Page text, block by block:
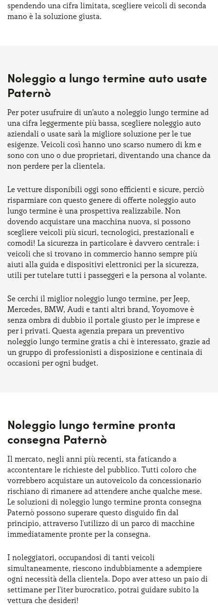
spendendo una cifra limitata, scegliere veicoli di seconda
mano è la soluzione giusta.
Noleggio a lungo termine auto usate
Paternò
Per poter usufruire di un’auto a noleggio lungo termine ad
una cifra leggermente più bassa, scegliere noleggio auto
aziendali o usate sarà la migliore soluzione per le tue
esigenze. Veicoli così hanno uno scarso numero di km e
sono con uno o due proprietari, diventando una chance da
non perdere per la clientela.
Le vetture disponibili oggi sono efficienti e sicure, perciò
risparmiare con questo genere di offerte noleggio auto
lungo termine è una prospettiva realizzabile. Non
dovendo acquistare una macchina nuova, si possono
scegliere veicoli più sicuri, tecnologici, prestazionali e
comodi! La sicurezza in particolare è davvero centrale: i
veicoli che si trovano in commercio hanno sempre più
aiuti alla guida e dispositivi elettronici per la sicurezza,
utili per tutelare tutti i passeggeri e la persona al volante.
Se cerchi il miglior noleggio lungo termine, per Jeep,
Mercedes, BMW, Audi e tanti altri brand, Yoyomove è
senza ombra di dubbio il portale giusto per le imprese e
per i privati. Questa agenzia prepara un preventivo
noleggio lungo termine gratis a chi è interessato, grazie ad
un gruppo di professionisti a disposizione e centinaia di
occasioni per ogni budget.
Noleggio lungo termine pronta
consegna Paternò
Il mercato, negli anni più recenti, sta faticando a
accontentare le richieste del pubblico. Tutti coloro che
vorrebbero acquistare un autoveicolo da concessionario
rischiano di rimanere ad attendere anche qualche mese.
Le soluzioni di noleggio lungo termine pronta consegna
Paternò possono superare questo disguido fin dal
principio, attraverso l'utilizzo di un parco di macchine
immediatamente pronte per la consegna.
I noleggiatori, occupandosi di tanti veicoli
simultaneamente, riescono indubbiamente a adempiere
ogni necessità della clientela. Dopo aver atteso un paio di
settimane per l'iter burocratico, potrai guidare subito la
vettura che desideri!